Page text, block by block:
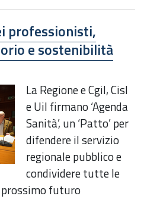
professionisti,
e sostenibilità
La Regione e Cgil, Cisl
e Uil firmano ‘Agenda
Sanità’, un ‘Patto’ per
difendere il servizio
regionale pubblico e
condividere tutte le
futuro